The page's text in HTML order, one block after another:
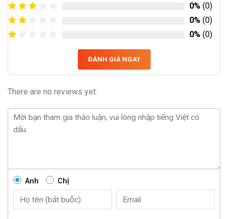
0% (0)
0% (0)
0% (0)
ĐÁNH GIÁ NGAY
There are no reviews yet.
Anh Chị